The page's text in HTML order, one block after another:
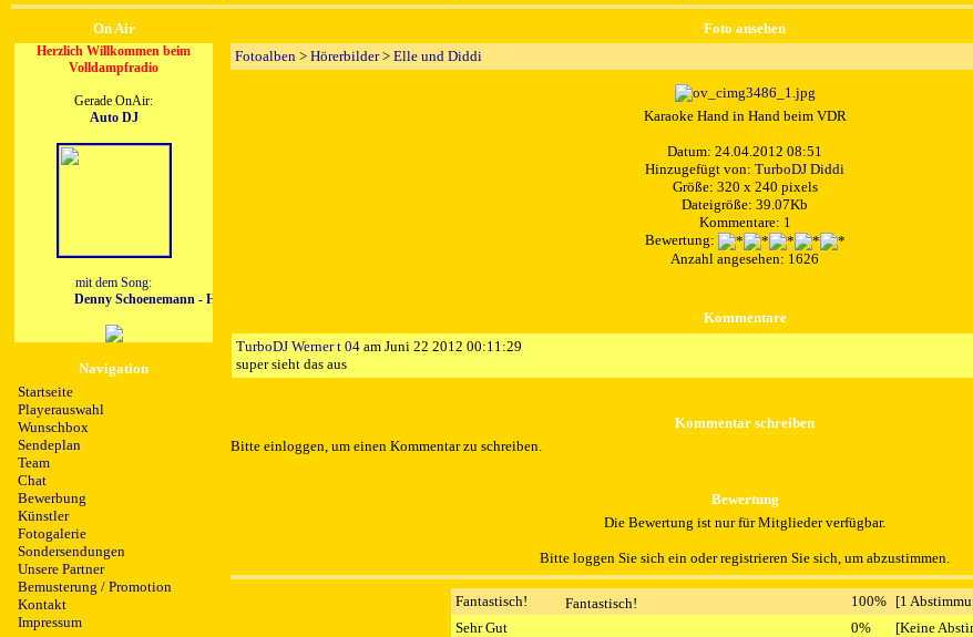
On Air
Herzlich Willkommen beim
Volldampfradio
Gerade OnAir:
Auto DJ
mit dem Song:
Denny Schoenemann - Hollywood
Navigation
Startseite
Playerauswahl
Wunschbox
Sendeplan
Team
Chat
Bewerbung
Künstler
Fotogalerie
Sondersendungen
Unsere Partner
Bemusterung / Promotion
Kontakt
Impressum
Foto ansehen
Fotoalben > Hörerbilder> Elle und Diddi
Karaoke Hand in Hand beim VDR
Datum: 24.04.2012 08:51
Hinzugefügt von: TurboDJ Diddi
Größe: 320 x 240 pixels
Dateigröße: 39.07Kb
Kommentare: 1
Bewertung:
Anzahl angesehen: 1626
Kommentare
TurboDJ Werner t 04 am Juni 22 2012 00:11:29
super sieht das aus
Kommentar schreiben
Bitte einloggen, um einen Kommentar zu schreiben.
Bewertung
Die Bewertung ist nur für Mitglieder verfügbar.
Bitte loggen Sie sich ein oder registrieren Sie sich, um abzustimmen.
Fantastisch! 100% [1
Sehr Gut
0%
[Keine